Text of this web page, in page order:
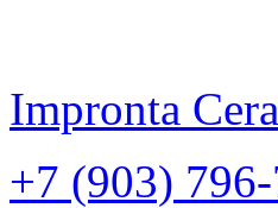
Impronta
+7 (903)